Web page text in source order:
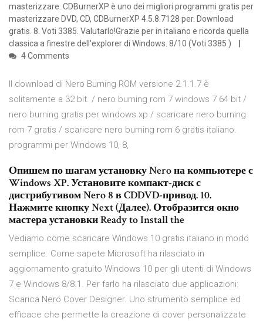
masterizzare. CDBurnerXP è uno dei migliori programmi gratis per
masterizzare DVD, CD, CDBurnerXP 4.5.8.7128 per. Download
gratis. 8. Voti 3385. Valutarlo!Grazie per in italiano e ricorda quella
classica a finestre dell'explorer di Windows. 8/10 (Voti 3385 )
4 Comments
Il download di Nero Burning ROM versione 2.1.1.7 è
solitamente a 32 bit. / nero burning rom 7 windows 7 64 bit /
nero burning gratis per windows xp / scaricare nero burning
rom 7 gratis / scaricare nero burning rom 6 gratis italiano.
programmi per Windows 10, 8,
Опишем по шагам установку Nero на компьютере с
Windows XP. Установите компакт-диск с
дистрибутивом Nero 8 в CDDVD-привод. 10.
Нажмите кнопку Next (Далее). Отобразится окно
мастера установки Ready to Install the
Vediamo come scaricare Windows 10 gratis italiano in modo
semplice. Come sapete Microsoft ha rilasciato in
aggiornamento gratuito Windows 10 per gli utenti di Windows
7 e Windows 8/8.1. Per farlo ha rilasciato due applicazioni:
Scarica Nero Cover Designer. Uno strumento semplice ed
efficace che permette la creazione di cover personalizzate